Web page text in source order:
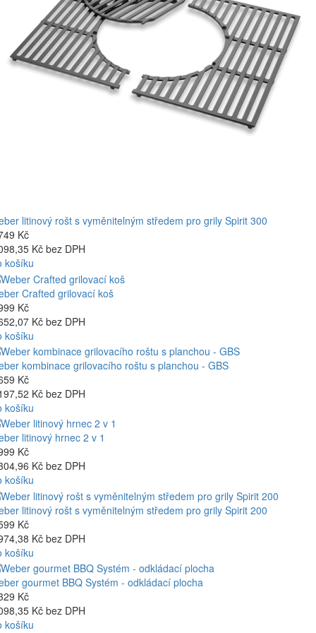
litinový rošt s vyměnitelným středem pro grily Spirit 300
Kč
Kč bez DPH
košíku
Crafted grilovací koš
Kč
Kč bez DPH
košíku
kombinace grilovacího roštu s planchou - GBS
Kč
Kč bez DPH
košíku
litinový hrnec 2 v 1
Kč
Kč bez DPH
košíku
litinový rošt s vyměnitelným středem pro grily Spirit 200
Kč
Kč bez DPH
košíku
gourmet BBQ Systém - odkládací plocha
Kč
Kč bez DPH
košíku